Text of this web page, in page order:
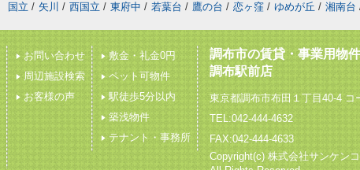
国立 / 矢川 / 西国立 / 東府中 / 若葉台 / 鷹の台 / 恋ヶ窪 / ゆめが丘 / 湘南台
お問い合わせ
周辺施設検索
お客様の声
敷金・礼金0円
ペット可物件
駅徒歩5分以内
築浅物件
テナント・事務所
調布市の賃貸・事業用物
調布駅前店
東京都調布市布田１丁目40-4 コ
TEL:042-444-4632
FAX:042-444-4633
Copyright(c) 株式会社サンケン